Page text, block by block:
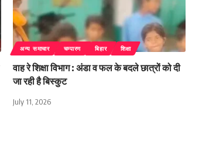
अन्य समाचार चम्पारण बिहार शिक्षा
वाह रे शिक्षा विभाग : अंडा व फल के बदले छात्रों को दी
जा रही है बिस्कुट
July 11, 2026